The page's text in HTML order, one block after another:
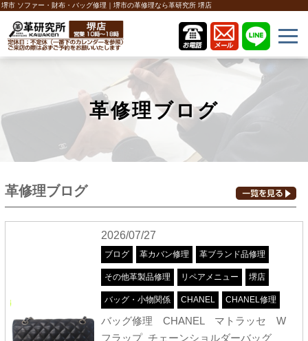
堺市 ソファー・財布・バッグ修理｜堺市の革修理なら革研究所 堺店
革修理ブログ
革修理ブログ
2026/07/27
ブログ 革カバン修理 革ブランド品修理
その他革製品修理 リペアメニュー 堺店
バッグ・小物関係 CHANEL CHANEL修理
バッグ修理 CHANEL マトラッセ W
フラップ チェーンショルダーバッグ